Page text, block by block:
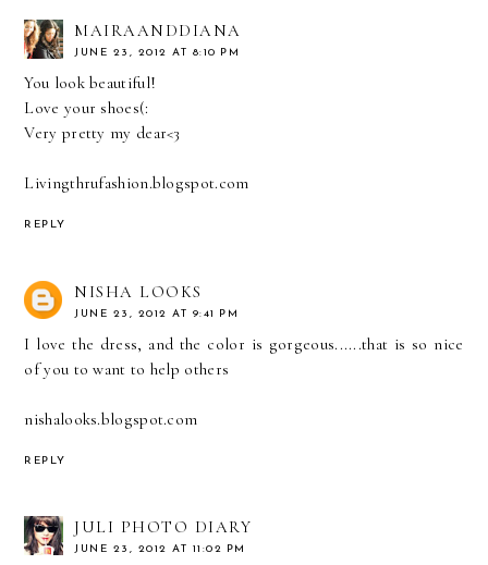
MAIRAANDDIANA
JUNE 23, 2012 AT 8:10 PM
You look beautiful!
Love your shoes(:
Very pretty my dear<3
Livingthrufashion.blogspot.com
REPLY
NISHA LOOKS
JUNE 23, 2012 AT 9:41 PM
I love the dress, and the color is gorgeous......that is so nice
of you to want to help others
nishalooks.blogspot.com
REPLY
JULI PHOTO DIARY
JUNE 23, 2012 AT 11:02 PM